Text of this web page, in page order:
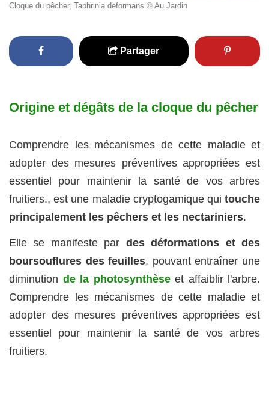
Cloque du pêcher, Taphrinia deformans © Au Jardin
Partager
Origine et dégâts de la cloque du pêcher
Comprendre les mécanismes de cette maladie et
adopter des mesures préventives appropriées est
essentiel pour maintenir la santé de vos arbres
fruitiers., est une maladie cryptogamique qui touche
principalement les pêchers et les nectariniers.
Elle se manifeste par des déformations et des
boursouflures des feuilles, pouvant entraîner une
diminution de la photosynthèseet affaiblir l'arbre.
Comprendre les mécanismes de cette maladie et
adopter des mesures préventives appropriées est
essentiel pour maintenir la santé de vos arbres
fruitiers.